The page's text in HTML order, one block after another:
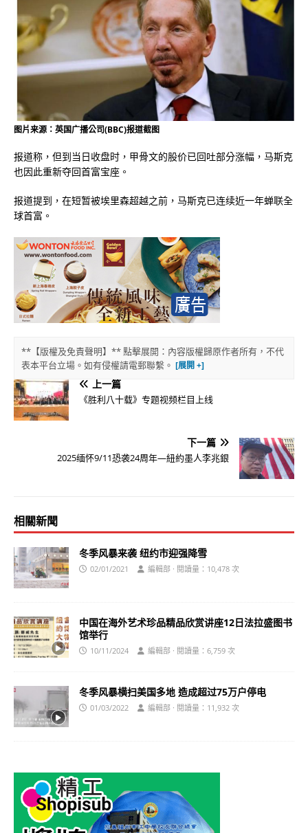
图片来源：英国广播公司(BBC)报道截图
报道称，但到当日收盘时，甲骨文的股价已回吐部分涨幅，马斯克
也因此重新夺回首富宝座。
报道提到，在短暂被埃里森超越之前，马斯克已连续近一年蝉联全
球首富。
**【版權及免責聲明】** 點擊展開：內容版權歸原作者所有，不代
表本平台立場。如有侵權請電郵聯繫。
上一篇
《胜利八十载》专题视频栏目上线
下一篇
2025缅怀9/11恐袭24周年—紐約墨人李兆銀
相關新聞
冬季风暴来袭 纽约市迎强降雪
02/01/2021 編輯部 · 閱讀量：10,478 次
中国在海外艺术珍品精品欣赏讲座12日法拉盛图书
馆举行
10/11/2024 編輯部 · 閱讀量：6,759 次
冬季风暴横扫美国多地 造成超过75万户停电
01/03/2022 編輯部 · 閱讀量：11,932 次